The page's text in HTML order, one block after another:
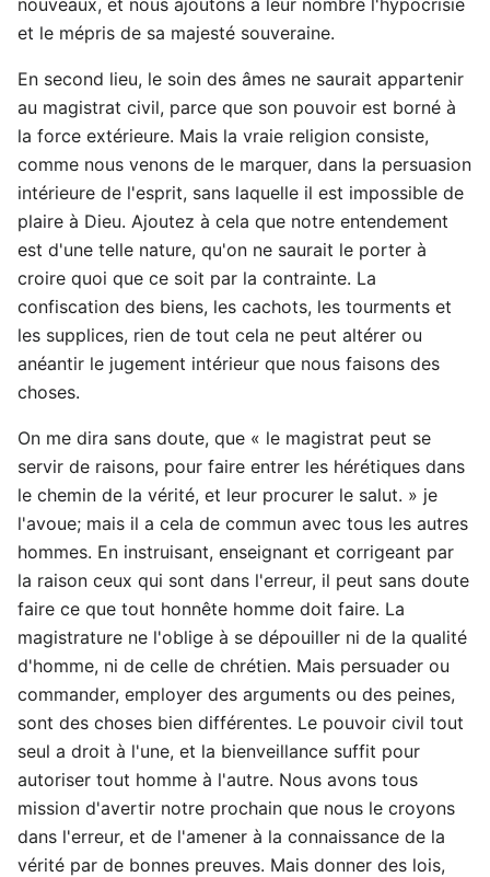
et le mépris de sa majesté souveraine.
En second lieu, le soin des âmes ne saurait appartenir
au magistrat civil, parce que son pouvoir est borné à
la force extérieure. Mais la vraie religion consiste,
comme nous venons de le marquer, dans la persuasion
intérieure de l'esprit, sans laquelle il est impossible de
plaire à Dieu. Ajoutez à cela que notre entendement
est d'une telle nature, qu'on ne saurait le porter à
croire quoi que ce soit par la contrainte. La
confiscation des biens, les cachots, les tourments et
les supplices, rien de tout cela ne peut altérer ou
anéantir le jugement intérieur que nous faisons des
choses.
On me dira sans doute, que « le magistrat peut se
servir de raisons, pour faire entrer les hérétiques dans
le chemin de la vérité, et leur procurer le salut. » je
l'avoue; mais il a cela de commun avec tous les autres
hommes. En instruisant, enseignant et corrigeant par
la raison ceux qui sont dans l'erreur, il peut sans doute
faire ce que tout honnête homme doit faire. La
magistrature ne l'oblige à se dépouiller ni de la qualité
d'homme, ni de celle de chrétien. Mais persuader ou
commander, employer des arguments ou des peines,
sont des choses bien différentes. Le pouvoir civil tout
seul a droit à l'une, et la bienveillance suffit pour
autoriser tout homme à l'autre. Nous avons tous
mission d'avertir notre prochain que nous le croyons
dans l'erreur, et de l'amener à la connaissance de la
vérité par de bonnes preuves. Mais donner des lois,